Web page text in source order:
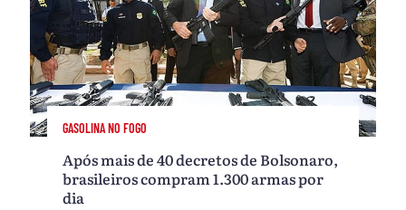
GASOLINA NO FOGO
Após mais de 40 decretos de Bolsonaro,
brasileiros compram 1.300 armas por
dia